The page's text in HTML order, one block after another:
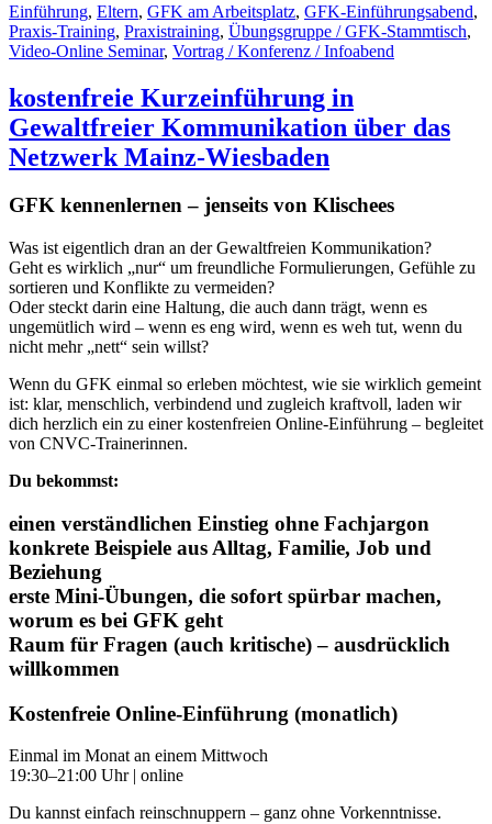
Einführung, Eltern, GFK am Arbeitsplatz, GFK-Einführungsabend,
Praxis-Training, Praxistraining, Übungsgruppe / GFK-Stammtisch,
Video-Online Seminar, Vortrag / Konferenz / Infoabend
kostenfreie Kurzeinführung in
Gewaltfreier Kommunikation über das
Netzwerk Mainz-Wiesbaden
GFK kennenlernen – jenseits von Klischees
Was ist eigentlich dran an der Gewaltfreien Kommunikation?
Geht es wirklich „nur“ um freundliche Formulierungen, Gefühle zu
sortieren und Konflikte zu vermeiden?
Oder steckt darin eine Haltung, die auch dann trägt, wenn es
ungemütlich wird – wenn es eng wird, wenn es weh tut, wenn du
nicht mehr „nett“ sein willst?
Wenn du GFK einmal so erleben möchtest, wie sie wirklich gemeint
ist: klar, menschlich, verbindend und zugleich kraftvoll, laden wir
dich herzlich ein zu einer kostenfreien Online-Einführung – begleitet
von CNVC-Trainerinnen.
Du bekommst:
einen verständlichen Einstieg ohne Fachjargon
konkrete Beispiele aus Alltag, Familie, Job und
Beziehung
erste Mini-Übungen, die sofort spürbar machen,
worum es bei GFK geht
Raum für Fragen (auch kritische) – ausdrücklich
willkommen
Kostenfreie Online-Einführung (monatlich)
Einmal im Monat an einem Mittwoch
19:30–21:00 Uhr | online
Du kannst einfach reinschnuppern – ganz ohne Vorkenntnisse.